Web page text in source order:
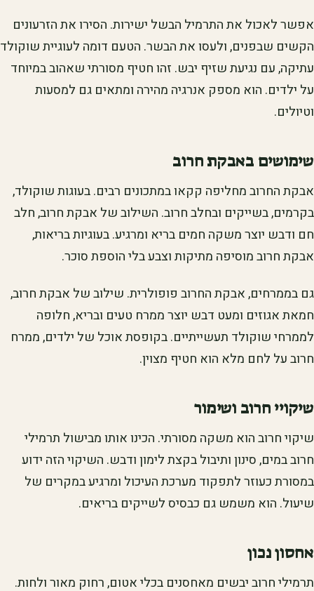
אפשר לאכול את התרמיל הבשל ישירות. הסירו את הזרעונים
הקשים שבפנים, ולעסו את הבשר. הטעם דומה לעוגיית שוקולד
עתיקה, עם נגיעת שזיף יבש. זהו חטיף מסורתי שאהוב במיוחד
על ילדים. הוא מספק אנרגיה מהירה ומתאים גם למסעות
וטיולים.
שימושים באבקת חרוב
אבקת החרוב מחליפה קקאו במתכונים רבים. בעוגות שוקולד,
בקרמים, בשייקים ובחלב חרוב. השילוב של אבקת חרוב, חלב
חם ודבש יוצר משקה חמים בריא ומרגיע. בעוגיות בריאות,
אבקת חרוב מוסיפה מתיקות וצבע בלי הוספת סוכר.
גם בממרחים, אבקת החרוב פופולרית. שילוב של אבקת חרוב,
חמאת אגוזים ומעט דבש יוצר ממרח טעים ובריא, חלופה
לממרחי שוקולד תעשייתיים. בקופסת אוכל של ילדים, ממרח
חרוב על לחם מלא הוא חטיף מצוין.
שיקויי חרוב ושימור
שיקוי חרוב הוא משקה מסורתי. הכינו אותו מבישול תרמילי
חרוב במים, סינון ותיבול בקצת לימון ודבש. השיקוי הזה ידוע
במסורת כעוזר לתפקוד מערכת העיכול ומרגיע במקרים של
שיעול. הוא משמש גם כבסיס לשייקים בריאים.
אחסון נכון
תרמילי חרוב יבשים מאחסנים בכלי אטום, רחוק מאור ולחות.